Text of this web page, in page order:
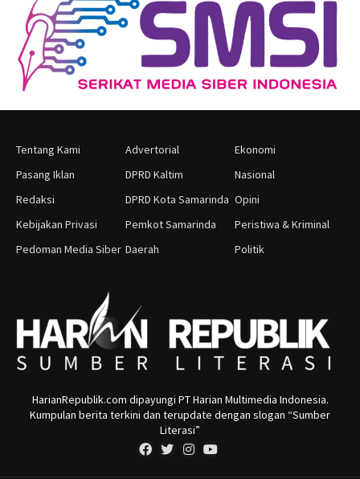
Tentang Kami
Pasang Iklan
Redaksi
Kebijakan Privasi
Pedoman Media Siber
Advertorial
DPRD Kaltim
DPRD Kota Samarinda
Pemkot Samarinda
Daerah
Ekonomi
Nasional
Opini
Peristiwa & Kriminal
Politik
HarianRepublik.com dipayungi PT Harian Multimedia Indonesia.
Kumpulan berita terkini dan terupdate dengan slogan “Sumber
Literasi”